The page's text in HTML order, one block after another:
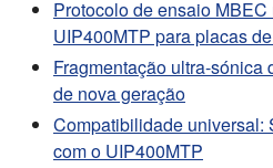
Protocolo de ensaio
UIP400MTP para placas
Fragmentação ultra-
de nova geração
Compatibilidade universal:
com o UIP400MTP